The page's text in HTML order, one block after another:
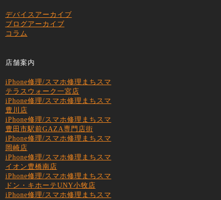
デバイスアーカイブ
ブログアーカイブ
コラム
店舗案内
iPhone修理/スマホ修理まちスマ
テラスウォーク一宮店
iPhone修理/スマホ修理まちスマ
豊川店
iPhone修理/スマホ修理まちスマ
豊田市駅前GAZA専門店街
iPhone修理/スマホ修理まちスマ
岡崎店
iPhone修理/スマホ修理まちスマ
イオン豊橋南店
iPhone修理/スマホ修理まちスマ
ドン・キホーテUNY小牧店
iPhone修理/スマホ修理まちスマ